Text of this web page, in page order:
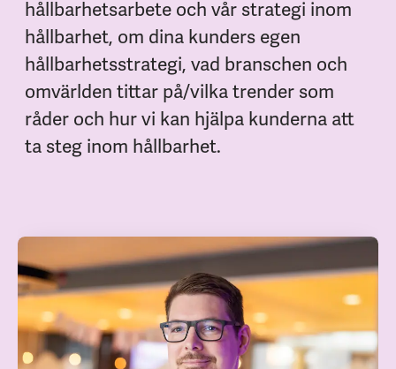
hållbarhetsarbete och vår strategi inom
hållbarhet, om dina kunders egen
hållbarhetsstrategi, vad branschen och
omvärlden tittar på/vilka trender som
råder och hur vi kan hjälpa kunderna att
ta steg inom hållbarhet.